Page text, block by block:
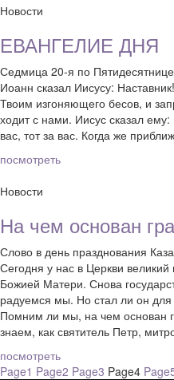
Новости
ЕВАНГЕЛИЕ ДНЯ
Седмица 20-я по
Иоанн сказал Иисусу:
Твоим изгоняющего бесов, и
ходит с нами. Иисус сказал
вас, тот за вас. Когда же
посмотреть
Новости
На чем основан
Слово в день празднования
Сегодня у нас в Церкви
Божией Матери. Снова
радуемся мы. Но стал ли он для
Помним ли мы, на чем основан
знаем, как святитель Петр,
посмотреть
Page1 Page2 Page3 Page4 Page